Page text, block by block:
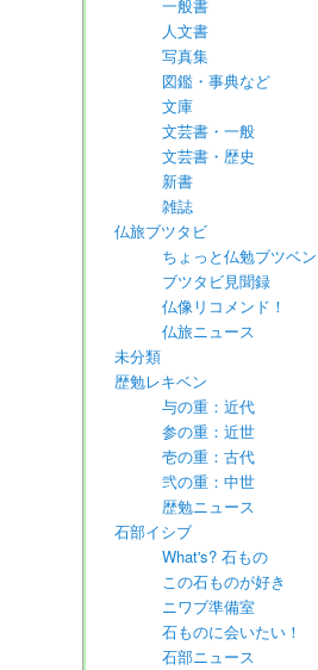
一般書
人文書
写真集
図鑑・事典など
文庫
文芸書・一般
文芸書・歴史
新書
雑誌
仏旅ブツタビ
ちょっと仏勉ブツベン
ブツタビ見聞録
仏像リコメンド！
仏旅ニュース
未分類
歴勉レキベン
与の重：近代
参の重：近世
壱の重：古代
弐の重：中世
歴勉ニュース
石部イシブ
What's? 石もの
この石ものが好き
ニワブ準備室
石ものに会いたい！
石部ニュース